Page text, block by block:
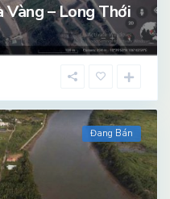
Vàng – Long Thới
Đang Bán